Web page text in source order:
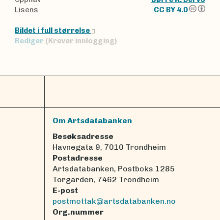
Lisens
CC BY 4.0
Bildet i full størrelse
Rediger (Krever innlogging)
Om Artsdatabanken
Besøksadresse
Havnegata 9, 7010 Trondheim
Postadresse
Artsdatabanken, Postboks 1285
Torgarden, 7462 Trondheim
E-post
postmottak@artsdatabanken.no
Org.nummer